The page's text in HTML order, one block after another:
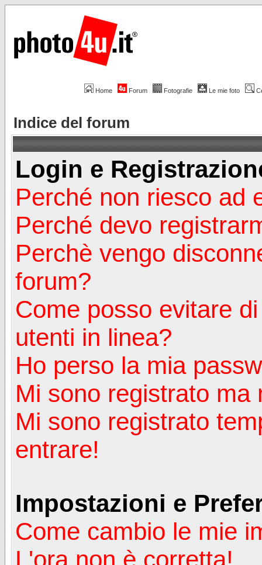
Home Forum Fotografie Le mie foto
Indice del forum
Login e
Perché non riesco ad
Perché devo
Perchè vengo
forum?
Come posso evitare
utenti in linea?
Ho perso la mia
Mi sono registrato ma
Mi sono registrato
entrare!
Impostazioni e
Come cambio le mie
L'ora non è corretta!